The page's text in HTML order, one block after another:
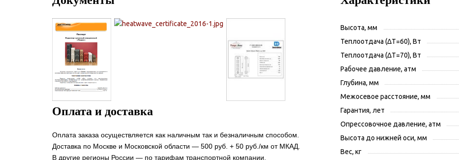
Оплата и доставка
Оплата заказа осуществляется как наличным так и безналичным способом.
Доставка по Москве и Московской области — 500 руб. + 50 руб./км от МКАД.
В другие регионы России — по тарифам транспортной компании.
Высота, мм
Теплоотдача (ΔT=60), Вт
Теплоотдача (ΔT=70), Вт
Рабочее давление, атм
Глубина, мм
Межосевое расстояние, мм
Гарантия, лет
Опрессовочное давление, атм
Высота до нижней оси, мм
Вес, кг